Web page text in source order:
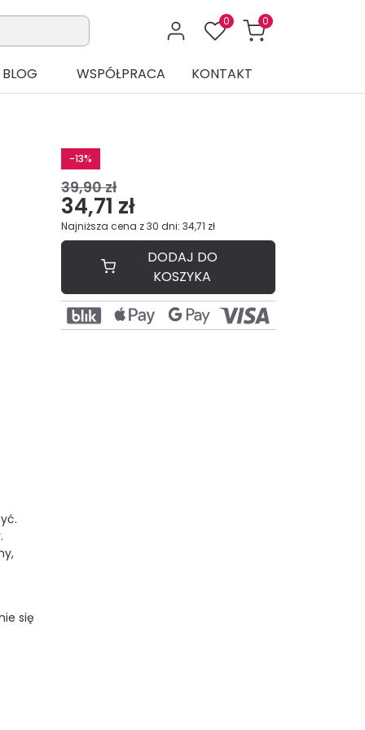
0 0
BLOG WSPÓŁPRACA KONTAKT
się
-13%
39,90 zł
34,71 zł
Najniższa cena z 30 dni: 34,71 zł
DODAJ DO
KOSZYKA